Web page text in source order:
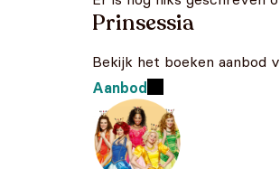
Prinsessia
Bekijk het boeken aanbod
Aanbod